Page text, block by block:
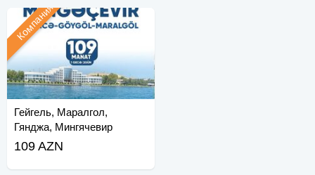
Гейгель, Маралгол,
Гянджа, Мингячевир
Компания
109 AZN